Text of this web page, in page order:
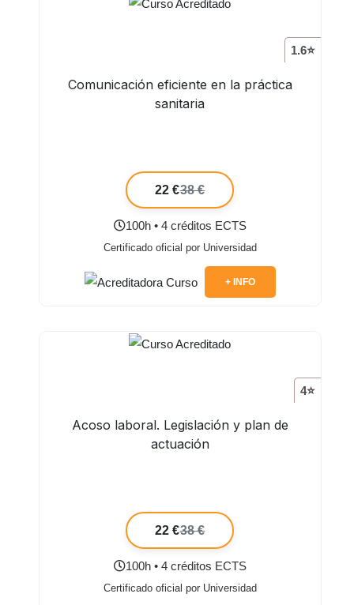
1.6⭐
Comunicación eficiente en la práctica
sanitaria
22 €38 €
100h • 4 créditos ECTS
Certificado oficial por Universidad
+ INFO
4⭐
Acoso laboral. Legislación y plan de
actuación
22 €38 €
100h • 4 créditos ECTS
Certificado oficial por Universidad